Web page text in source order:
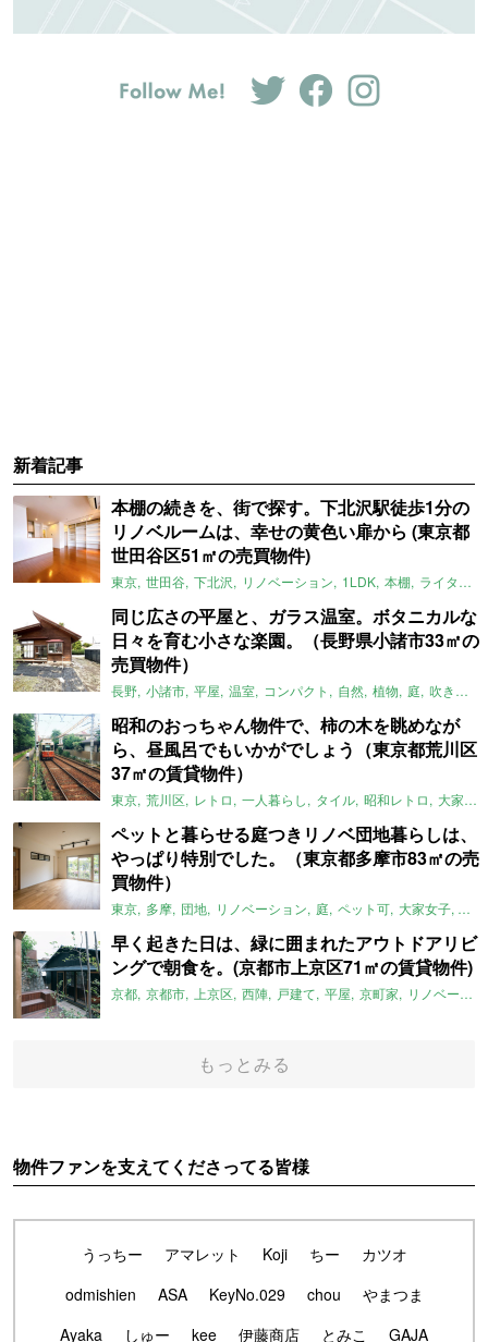
新着記事
本棚の続きを、街で探す。下北沢駅徒歩1分の
リノベルームは、幸せの黄色い扉から (東京都
世田谷区51㎡の売買物件)
東京 世田谷 下北沢 リノベーション 1LDK 本棚 ライター：ほしりょうこ
同じ広さの平屋と、ガラス温室。ボタニカルな
日々を育む小さな楽園。（長野県小諸市33㎡の
売買物件）
長野 小諸市 平屋 温室 コンパクト 自然 植物 庭 吹き抜け
昭和のおっちゃん物件で、柿の木を眺めなが
ら、昼風呂でもいかがでしょう（東京都荒川区
37㎡の賃貸物件）
東京 荒川区 レトロ 一人暮らし タイル 昭和レトロ 大家女子
ペットと暮らせる庭つきリノベ団地暮らしは、
やっぱり特別でした。（東京都多摩市83㎡の売
買物件）
東京 多摩 団地 リノベーション 庭 ペット可 大家女子 団
早く起きた日は、緑に囲まれたアウトドアリビ
ングで朝食を。(京都市上京区71㎡の賃貸物件)
京都 京都市 上京区 西陣 戸建て 平屋 京町家 リノベーション
もっとみる
物件ファンを支えてくださってる皆様
うっちー アマレット Koji ちー
カツオ
odmishien
ASA KeyNo.029 chou
やまつま
Ayaka
しゅー kee 伊藤商店 とみこ
GAJA